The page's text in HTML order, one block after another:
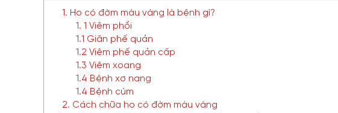
1. Ho có đờm màu vàng là bệnh gì?
1. 1 Viêm phổi
1.1 Giãn phế quản
1.2 Viêm phế quản cấp
1.3 Viêm xoang
1.4 Bệnh xơ nang
1.4 Bệnh cúm
2. Cách chữa ho có đờm màu vàng